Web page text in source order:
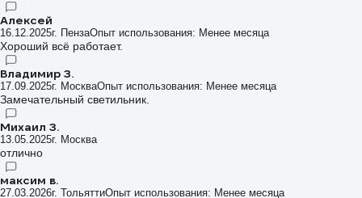
Алексей
16.12.2025г. ПензаОпыт использования: Менее месяца
Хороший всё работает.
Владимир З.
17.09.2025г. МоскваОпыт использования: Менее месяца
Замечательный светильник.
Михаил З.
13.05.2025г. Москва
отлично
максим в.
27.03.2026г. ТольяттиОпыт использования: Менее месяца